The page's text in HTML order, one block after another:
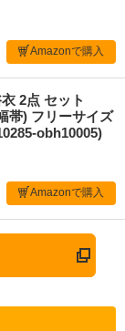
Amazonで購入
2点 セット
帯) フリーサイズ
obh10005)
Amazonで購入